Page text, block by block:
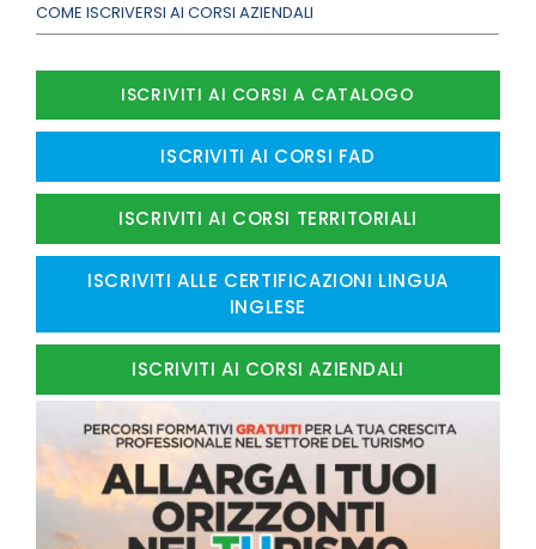
COME ISCRIVERSI AI CORSI AZIENDALI
ISCRIVITI AI CORSI A CATALOGO
ISCRIVITI AI CORSI FAD
ISCRIVITI AI CORSI TERRITORIALI
ISCRIVITI ALLE CERTIFICAZIONI LINGUA
INGLESE
ISCRIVITI AI CORSI AZIENDALI